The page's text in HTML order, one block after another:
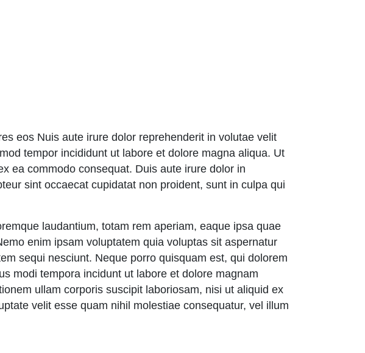
eos Nuis aute irure dolor reprehenderit in volutae velit
tempor incididunt ut labore et dolore magna aliqua. Ut
ea commodo consequat. Duis aute irure dolor in
sint occaecat cupidatat non proident, sunt in culpa qui
laudantium, totam rem aperiam, eaque ipsa quae
enim ipsam voluptatem quia voluptas sit aspernatur
sequi nesciunt. Neque porro quisquam est, qui dolorem
modi tempora incidunt ut labore et dolore magnam
ullam corporis suscipit laboriosam, nisi ut aliquid ex
velit esse quam nihil molestiae consequatur, vel illum